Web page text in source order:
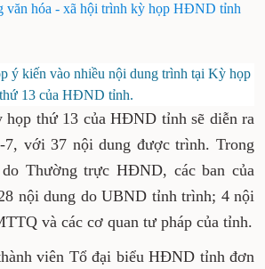
văn hóa - xã hội trình kỳ họp HĐND tỉnh
ý kiến vào nhiều nội dung trình tại Kỳ họp
thứ 13 của HĐND tỉnh.
họp thứ 13 của HĐND tỉnh sẽ diễn ra
7, với 37 nội dung được trình. Trong
Thường trực HĐND, các ban của
nội dung do UBND tỉnh trình; 4 nội
và các cơ quan tư pháp của tỉnh.
viên Tổ đại biểu HĐND tỉnh đơn